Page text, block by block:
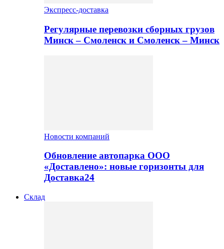
Экспресс-доставка
Регулярные перевозки сборных грузов
Минск – Смоленск и Смоленск – Минск
Новости компаний
Обновление автопарка ООО
«Доставлено»: новые горизонты для
Доставка24
Склад